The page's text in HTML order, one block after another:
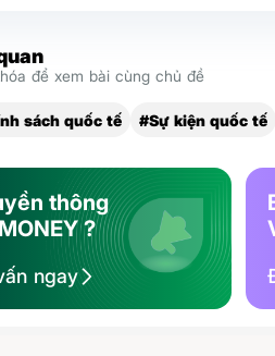
để xem bài cùng chủ đề
sách quốc tế #Sự kiện quốc tế
thông
?
ngay